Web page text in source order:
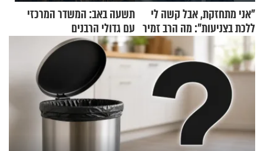
"אני מתחזקת, אבל קשה לי
ללכת בצניעות": מה הרב זמיר
כהן המליץ לה לעשות?
תשעה באב: המשדר המרכזי
עם גדולי הרבנים